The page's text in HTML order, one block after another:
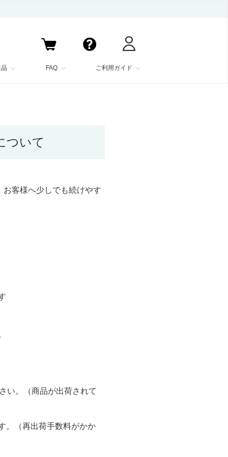
FAQ ご利用ガイド
ついて
客様へ少しでも続けやす
い。（商品が出荷されて
。（再出荷手数料がかか